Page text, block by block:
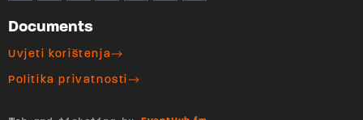
Documents
Uvjeti korištenja
Politika privatnosti